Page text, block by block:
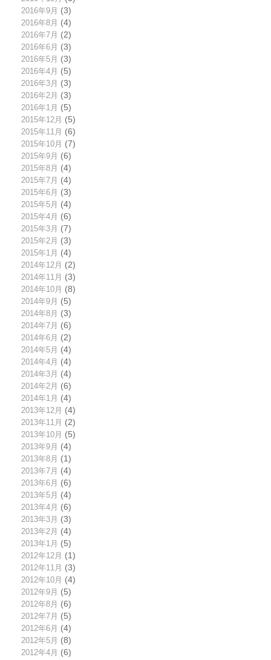
2016年9月 (3)
2016年8月 (4)
2016年7月 (2)
2016年6月 (3)
2016年5月 (3)
2016年4月 (5)
2016年3月 (3)
2016年2月 (3)
2016年1月 (5)
2015年12月 (5)
2015年11月 (6)
2015年10月 (7)
2015年9月 (6)
2015年8月 (4)
2015年7月 (4)
2015年6月 (3)
2015年5月 (4)
2015年4月 (6)
2015年3月 (7)
2015年2月 (3)
2015年1月 (4)
2014年12月 (2)
2014年11月 (3)
2014年10月 (8)
2014年9月 (5)
2014年8月 (3)
2014年7月 (6)
2014年6月 (2)
2014年5月 (4)
2014年4月 (4)
2014年3月 (4)
2014年2月 (6)
2014年1月 (4)
2013年12月 (4)
2013年11月 (2)
2013年10月 (5)
2013年9月 (4)
2013年8月 (1)
2013年7月 (4)
2013年6月 (6)
2013年5月 (4)
2013年4月 (6)
2013年3月 (3)
2013年2月 (4)
2013年1月 (5)
2012年12月 (1)
2012年11月 (3)
2012年10月 (4)
2012年9月 (5)
2012年8月 (6)
2012年7月 (5)
2012年6月 (4)
2012年5月 (8)
2012年4月 (6)